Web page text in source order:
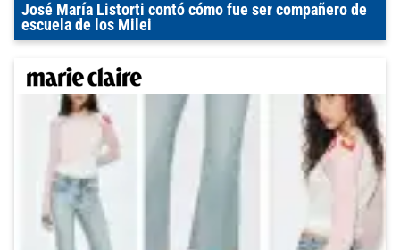
José María Listorti contó cómo fue ser compañero de
escuela de los Milei